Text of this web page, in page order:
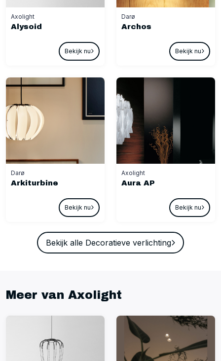
Axolight
Alysoid
Bekijk nu
Darø
Archos
Bekijk nu
Darø
Arkiturbine
Bekijk nu
Axolight
Aura AP
Bekijk nu
Bekijk alle Decoratieve verlichting
Meer van Axolight